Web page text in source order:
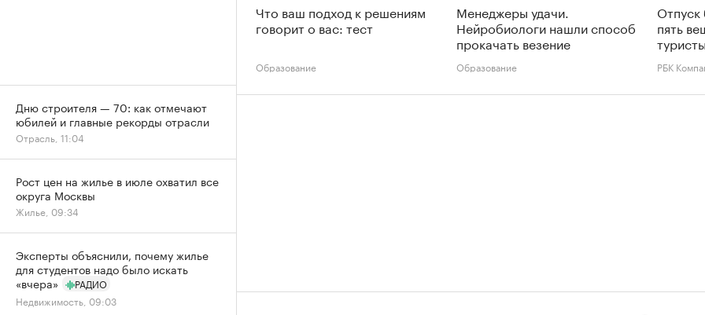
Что ваш подход к решениям
говорит о вас: тест
Образование
Менеджеры удачи.
Нейробиологи нашли способ
прокачать везение
Образование
пять
РБК
Дню строителя — 70: как отмечают
юбилей и главные рекорды отрасли
Отрасль, 11:04
Рост цен на жилье в июле охватил все
округа Москвы
Жилье, 09:34
Эксперты объяснили, почему жилье
для студентов надо было искать
«вчера»
РАДИО
Недвижимость, 09:03